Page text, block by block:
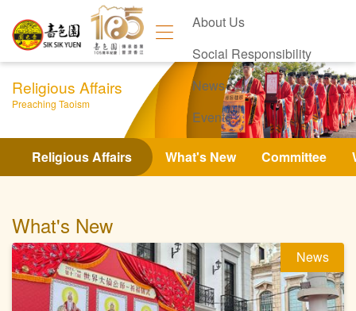
About Us
Social Responsibility
News
Events
Contact Us
Religious Affairs
Preaching Taoism
Religious Affairs What's New Committee
What's New
News